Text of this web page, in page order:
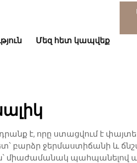
Մեզ հետ կապվեք
է, որը ստացվում է փայտե
բարձր ջերմաստիճանի և
միաժամանակ պահպանելով